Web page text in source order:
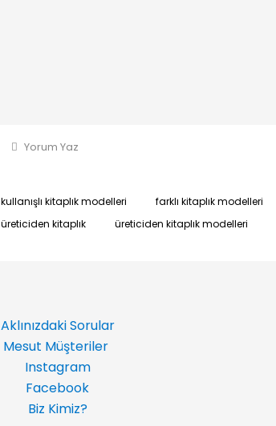
Yorum Yaz
kullanışlı kitaplık modelleri farklı kitaplık modelleri
üreticiden kitaplık
üreticiden kitaplık modelleri
Aklınızdaki Sorular
Mesut Müşteriler
Instagram
Facebook
Biz Kimiz?